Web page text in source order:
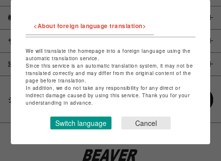
概要
サイズ
注意事項
シェアする
<About foreign language translation>
We will translate the homepage into a foreign language using the
automatic translation service.
Since this service is an automatic translation system, it may not be
translated correctly and may differ from the original content of the
page before translation.
In addition, we do not take any responsibility for any direct or
indirect damage caused by using this service. Thank you for your
understanding in advance.
Switch language Cancel